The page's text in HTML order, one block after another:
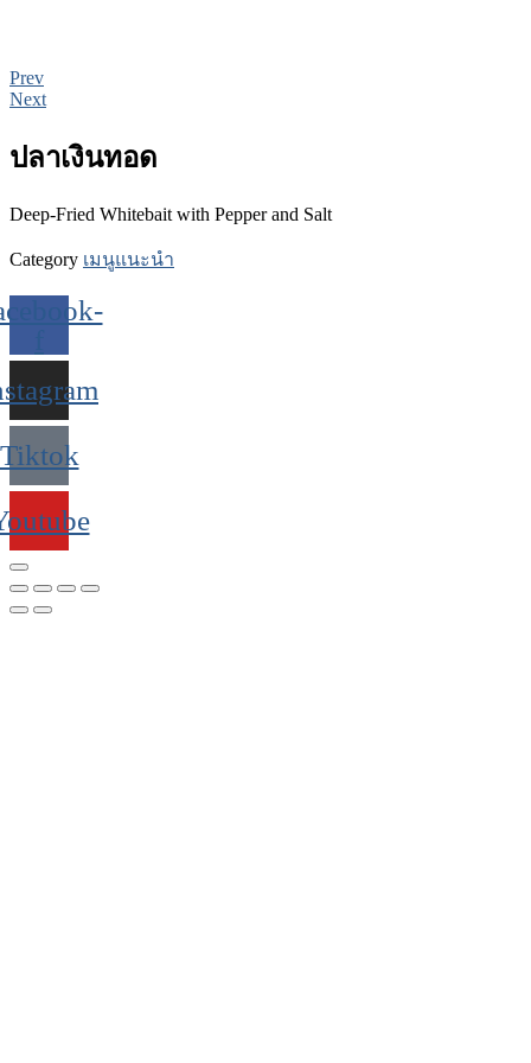
Prev
Next
ปลาเงินทอด
Deep-Fried Whitebait with Pepper and Salt
Category เมนูแนะนำ
Tiktok